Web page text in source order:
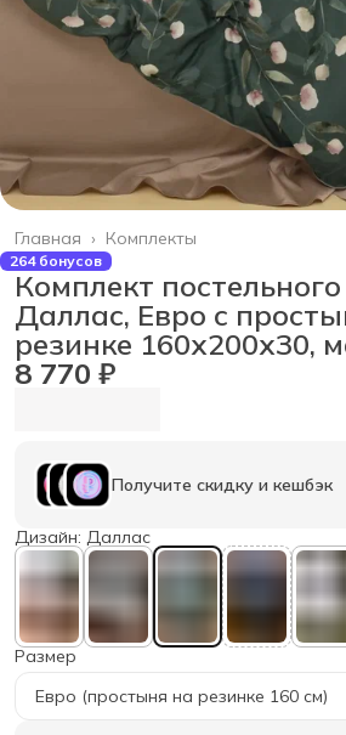
Комплекты
Главная ›
264 бонусов
Комплект
Даллас, Евро с
резинке 160х200х30,
8 770 ₽
Получите скидку и кешбэк
Дизайн: Даллас
Размер
Евро (простыня на резинке 160 см)